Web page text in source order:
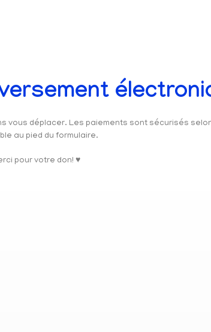
vous déplacer. Les paiements sont sécurisés
au pied du formulaire.
pour votre don! ♥